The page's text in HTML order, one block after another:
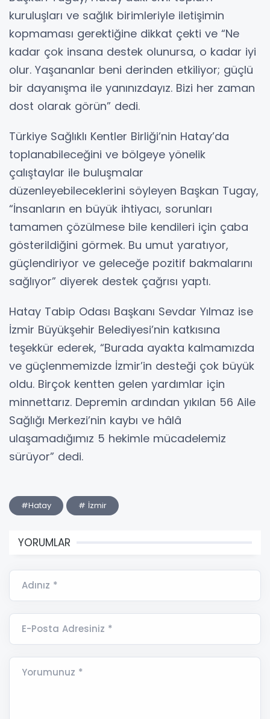
kuruluşları ve sağlık birimleriyle iletişimin
kopmaması gerektiğine dikkat çekti ve “Ne
kadar çok insana destek olunursa, o kadar iyi
olur. Yaşananlar beni derinden etkiliyor; güçlü
bir dayanışma ile yanınızdayız. Bizi her zaman
dost olarak görün” dedi.
Türkiye Sağlıklı Kentler Birliği’nin Hatay’da
toplanabileceğini ve bölgeye yönelik
çalıştaylar ile buluşmalar
düzenleyebileceklerini söyleyen Başkan Tugay,
“İnsanların en büyük ihtiyacı, sorunları
tamamen çözülmese bile kendileri için çaba
gösterildiğini görmek. Bu umut yaratıyor,
güçlendiriyor ve geleceğe pozitif bakmalarını
sağlıyor” diyerek destek çağrısı yaptı.
Hatay Tabip Odası Başkanı Sevdar Yılmaz ise
İzmir Büyükşehir Belediyesi’nin katkısına
teşekkür ederek, “Burada ayakta kalmamızda
ve güçlenmemizde İzmir’in desteği çok büyük
oldu. Birçok kentten gelen yardımlar için
minnettarız. Depremin ardından yıkılan 56 Aile
Sağlığı Merkezi’nin kaybı ve hâlâ
ulaşamadığımız 5 hekimle mücadelemiz
sürüyor” dedi.
#Hatay # İzmir
YORUMLAR
Adınız *
E-Posta Adresiniz *
Yorumunuz *